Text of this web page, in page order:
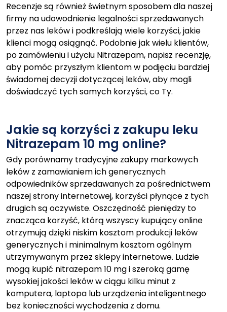
Recenzje są również świetnym sposobem dla naszej
firmy na udowodnienie legalności sprzedawanych
przez nas leków i podkreślają wiele korzyści, jakie
klienci mogą osiągnąć. Podobnie jak wielu klientów,
po zamówieniu i użyciu Nitrazepam, napisz recenzję,
aby pomóc przyszłym klientom w podjęciu bardziej
świadomej decyzji dotyczącej leków, aby mogli
doświadczyć tych samych korzyści, co Ty.
Jakie są korzyści z zakupu leku
Nitrazepam 10 mg online?
Gdy porównamy tradycyjne zakupy markowych
leków z zamawianiem ich generycznych
odpowiedników sprzedawanych za pośrednictwem
naszej strony internetowej, korzyści płynące z tych
drugich są oczywiste. Oszczędność pieniędzy to
znacząca korzyść, którą wszyscy kupujący online
otrzymują dzięki niskim kosztom produkcji leków
generycznych i minimalnym kosztom ogólnym
utrzymywanym przez sklepy internetowe. Ludzie
mogą kupić nitrazepam 10 mg i szeroką gamę
wysokiej jakości leków w ciągu kilku minut z
komputera, laptopa lub urządzenia inteligentnego
bez konieczności wychodzenia z domu.